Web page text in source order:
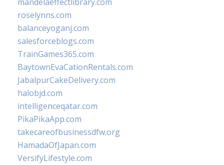
roselynns.com
balanceyoganj.com
salesforceblogs.com
TrainGames365.com
BaytownEvaCationRentals.com
JabalpurCakeDelivery.com
halobjd.com
intelligenceqatar.com
PikaPikaApp.com
takecareofbusinessdfw.org
HamadaOfJapan.com
VersifyLifestyle.com